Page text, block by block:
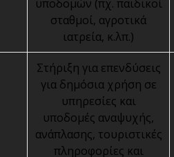
υποδομών (πχ. παιδικοί
σταθμοί, αγροτικά
ιατρεία, κ.λπ.)
Στήριξη για επενδύσεις
για δημόσια χρήση σε
υπηρεσίες και
υποδομές αναψυχής,
ανάπλασης, τουριστικές
πληροφορίες και